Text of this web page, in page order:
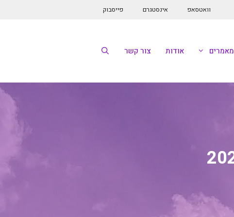
פייסבוק אינסטגרם וואטסאפ
מאמרים אודות צור קשר